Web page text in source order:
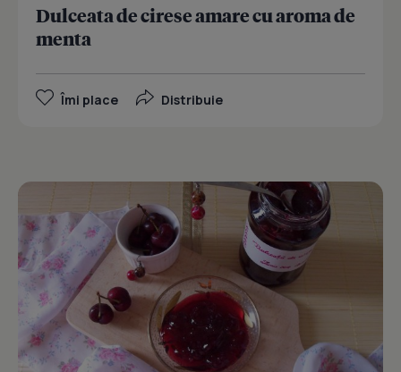
Dulceata de cirese amare cu aroma de
menta
Îmi place Distribuie